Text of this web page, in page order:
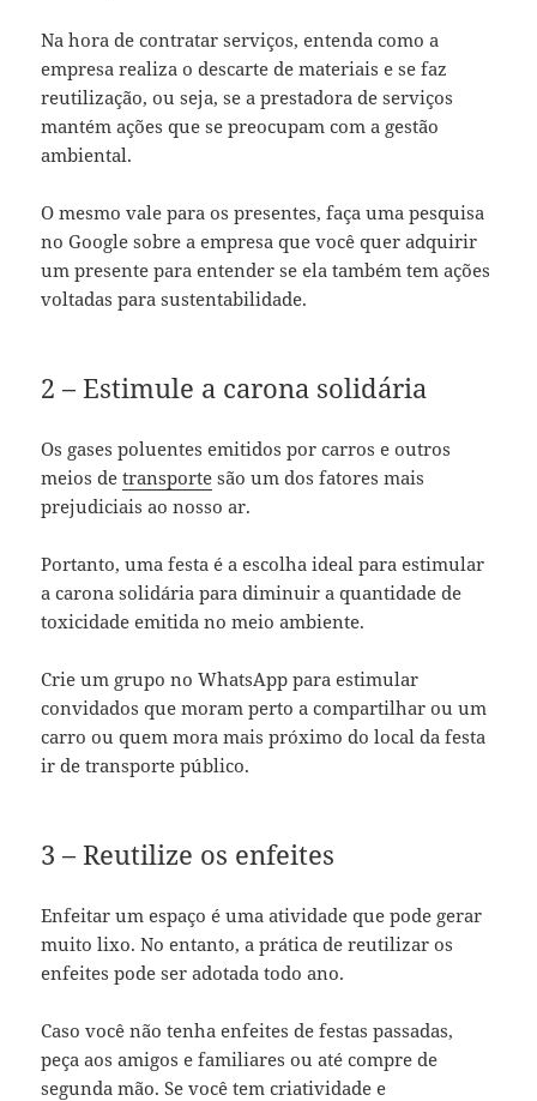
Na hora de contratar serviços, entenda como a
empresa realiza o descarte de materiais e se faz
reutilização, ou seja, se a prestadora de serviços
mantém ações que se preocupam com a gestão
ambiental.
O mesmo vale para os presentes, faça uma pesquisa
no Google sobre a empresa que você quer adquirir
um presente para entender se ela também tem ações
voltadas para sustentabilidade.
2 – Estimule a carona solidária
Os gases poluentes emitidos por carros e outros
meios detransporte são um dos fatores mais
prejudiciais ao nosso ar.
Portanto, uma festa é a escolha ideal para estimular
a carona solidária para diminuir a quantidade de
toxicidade emitida no meio ambiente.
Crie um grupo no WhatsApp para estimular
convidados que moram perto a compartilhar ou um
carro ou quem mora mais próximo do local da festa
ir de transporte público.
3 – Reutilize os enfeites
Enfeitar um espaço é uma atividade que pode gerar
muito lixo. No entanto, a prática de reutilizar os
enfeites pode ser adotada todo ano.
Caso você não tenha enfeites de festas passadas,
peça aos amigos e familiares ou até compre de
segunda mão. Se você tem criatividade e